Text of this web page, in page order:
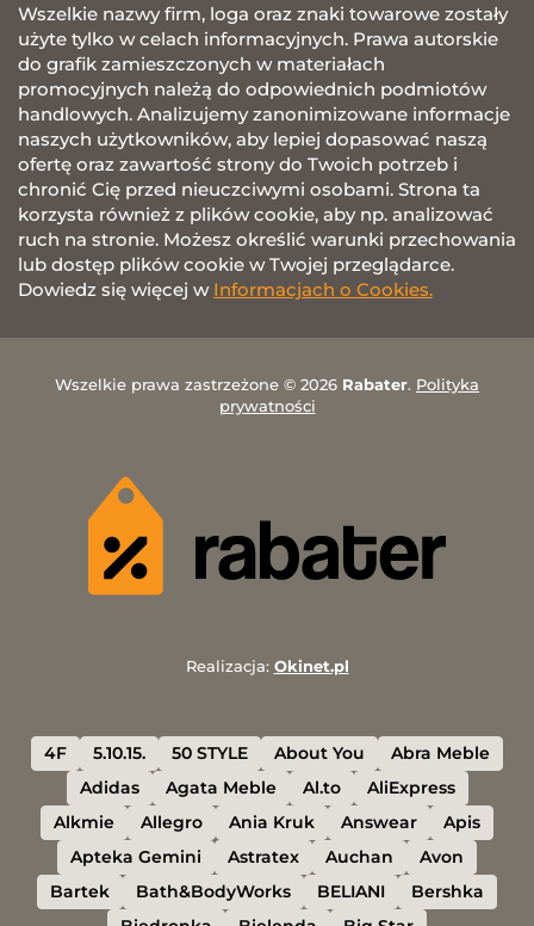
Wszelkie nazwy firm, loga oraz znaki towarowe zostały
użyte tylko w celach informacyjnych. Prawa autorskie
do grafik zamieszczonych w materiałach
promocyjnych należą do odpowiednich podmiotów
handlowych. Analizujemy zanonimizowane informacje
naszych użytkowników, aby lepiej dopasować naszą
ofertę oraz zawartość strony do Twoich potrzeb i
chronić Cię przed nieuczciwymi osobami. Strona ta
korzysta również z plików cookie, aby np. analizować
ruch na stronie. Możesz określić warunki przechowania
lub dostęp plików cookie w Twojej przeglądarce.
Dowiedz się więcej w Informacjach o Cookies.
Wszelkie prawa zastrzeżone © 2026 Rabater. Polityka
prywatności
Realizacja: Okinet.pl
4F 5.10.15. 50 STYLE About You
Abra Meble
Adidas
Agata Meble Al.to
AliExpress
Alkmie
Allegro Ania Kruk Answear
Apis
Apteka Gemini
Astratex Auchan
Avon
Bartek
Bath&BodyWorks BELIANI
Bershka